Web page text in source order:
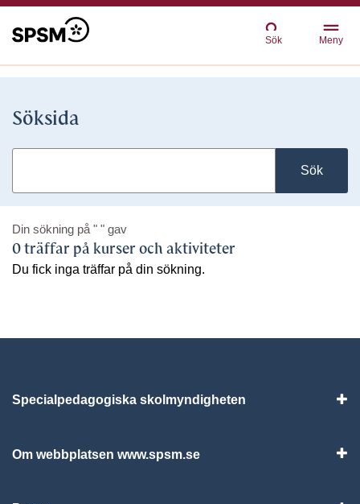
Sök Meny
Söksida
Sök
Din sökning på " " gav
0 träffar på kurser och aktiviteter
Du fick inga träffar på din sökning.
Specialpedagogiska skolmyndigheten
Om webbplatsen www.spsm.se